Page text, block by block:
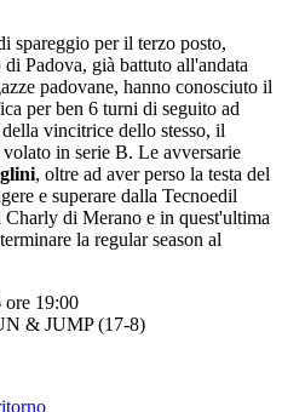
spareggio per il terzo posto,
di Padova, già battuto all'andata
padovane, hanno conosciuto il
per ben 6 turni di seguito ad
vincitrice dello stesso, il
in serie B. Le avversarie
, oltre ad aver perso la testa del
e superare dalla Tecnoedil
di Merano e in quest'ultima
la regular season al
19:00
& JUMP (17-8)